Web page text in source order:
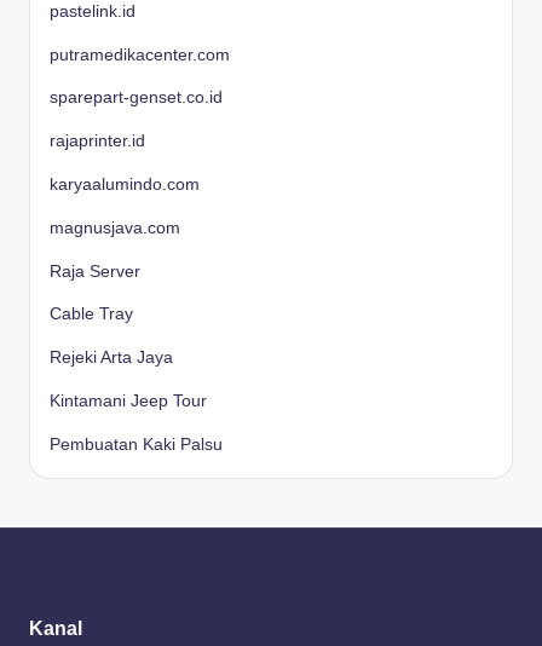
pastelink.id
putramedikacenter.com
sparepart-genset.co.id
rajaprinter.id
karyaalumindo.com
magnusjava.com
Raja Server
Cable Tray
Rejeki Arta Jaya
Kintamani Jeep Tour
Pembuatan Kaki Palsu
Kanal